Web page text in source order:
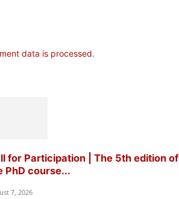
data is processed.
for Participation | The 5th edition of
PhD course...
7, 2026